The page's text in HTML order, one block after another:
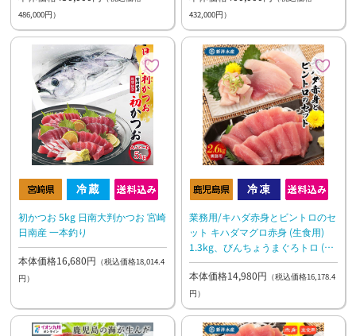
486,000円）
432,000円）
初かつお 5kg 日南大判かつお 宮崎
日南産 一本釣り
本体価格16,680円 （税込価格18,014.4
円）
業務用/キハダ赤身とビントロのセ
ット キハダマグロ赤身 (生食用)
1.3kg、びんちょうまぐろトロ (刺
身用) 1.3kg
本体価格14,980円 （税込価格16,178.4
円）